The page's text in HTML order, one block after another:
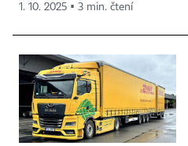
1. 10. 2025 ▪ 3 min. čtení